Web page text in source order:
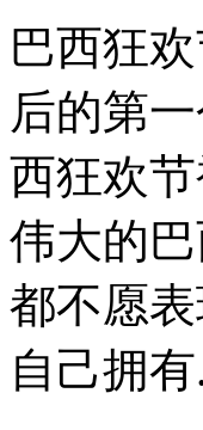
巴西狂
后的第
西狂欢
伟大的
都不愿
自己拥有